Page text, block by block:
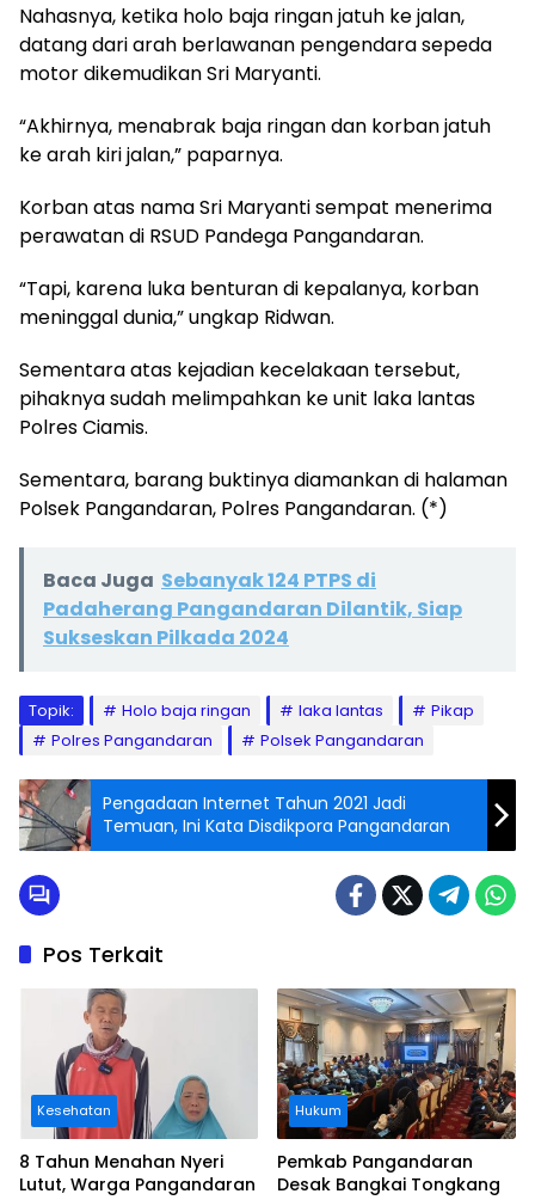
Nahasnya, ketika holo baja ringan jatuh ke jalan,
datang dari arah berlawanan pengendara sepeda
motor dikemudikan Sri Maryanti.
“Akhirnya, menabrak baja ringan dan korban jatuh
ke arah kiri jalan,” paparnya.
Korban atas nama Sri Maryanti sempat menerima
perawatan di RSUD Pandega Pangandaran.
“Tapi, karena luka benturan di kepalanya, korban
meninggal dunia,” ungkap Ridwan.
Sementara atas kejadian kecelakaan tersebut,
pihaknya sudah melimpahkan ke unit laka lantas
Polres Ciamis.
Sementara, barang buktinya diamankan di halaman
Polsek Pangandaran, Polres Pangandaran. (*)
Baca Juga Sebanyak 124 PTPS di
Padaherang Pangandaran Dilantik, Siap
Sukseskan Pilkada 2024
Topik: Holo baja ringan laka lantas
Pikap
Polres Pangandaran
Polsek Pangandaran
Pengadaan Internet Tahun 2021 Jadi
Temuan, Ini Kata Disdikpora Pangandaran
Pos Terkait
Kesehatan
8 Tahun Menahan Nyeri
Lutut, Warga Pangandaran
Hukum
Pemkab Pangandaran
Desak Bangkai Tongkang